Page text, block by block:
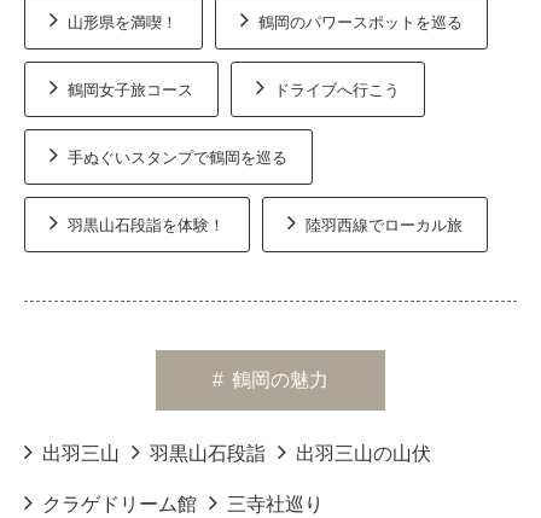
山形県を満喫！ 鶴岡のパワースポットを巡る
鶴岡女子旅コース ドライブへ行こう
手ぬぐいスタンプで鶴岡を巡る
羽黒山石段詣を体験！ 陸羽西線でローカル旅
# 鶴岡の魅力
出羽三山 羽黒山石段詣 出羽三山の山伏
クラゲドリーム館 三寺社巡り